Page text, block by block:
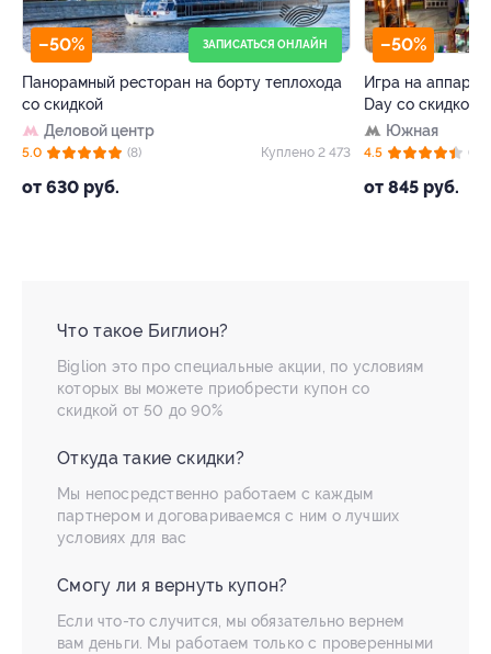
–50% ЗАПИСАТЬСЯ ОНЛАЙН
Панорамный ресторан на борту теплохода
со скидкой
Деловой центр
от 630 руб.
5.0 (8) Куплено 2 473
–50%
Игра на
Day со скидкой
Южная
от 845 руб.
4.5 (38)
Что такое Биглион?
Biglion это про специальные акции, по условиям
которых вы можете приобрести купон со
скидкой от 50 до 90%
Откуда такие скидки?
Мы непосредственно работаем с каждым
партнером и договариваемся с ним о лучших
условиях для вас
Смогу ли я вернуть купон?
Если что-то случится, мы обязательно вернем
вам деньги. Мы работаем только с проверенными